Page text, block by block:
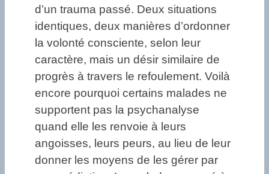
d’un trauma passé. Deux situations
identiques, deux manières d’ordonner
la volonté consciente, selon leur
caractère, mais un désir similaire de
progrès à travers le refoulement. Voilà
encore pourquoi certains malades ne
supportent pas la psychanalyse
quand elle les renvoie à leurs
angoisses, leurs peurs, au lieu de leur
donner les moyens de les gérer par